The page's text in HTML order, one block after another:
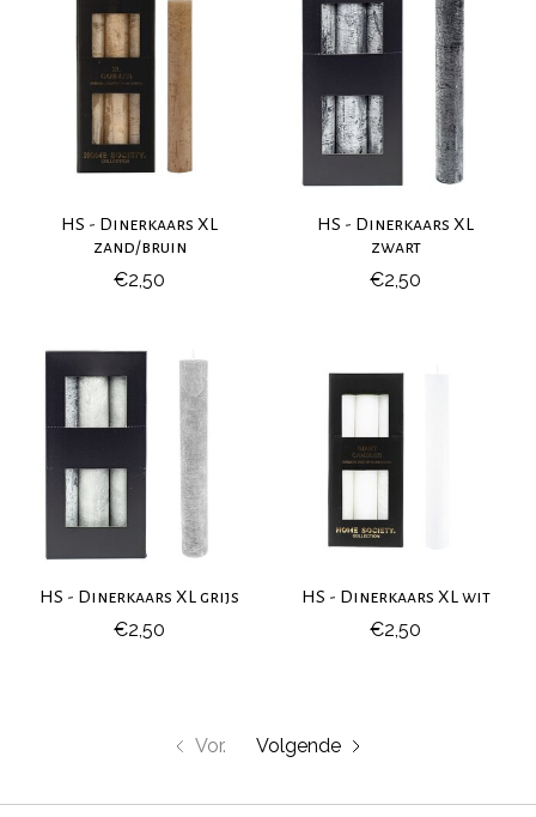
HS - Dinerkaars XL
zand/bruin
€2,50
HS - Dinerkaars XL
zwart
€2,50
HS - Dinerkaars XL grijs
€2,50
HS - Dinerkaars XL wit
€2,50
Vor. Volgende